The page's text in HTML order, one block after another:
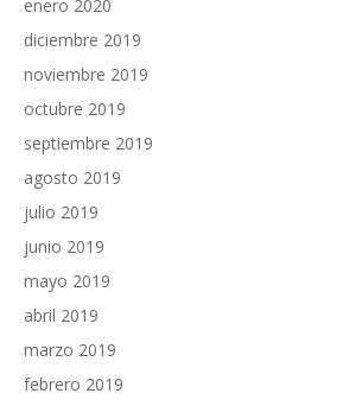
enero 2020
diciembre 2019
noviembre 2019
octubre 2019
septiembre 2019
agosto 2019
julio 2019
junio 2019
mayo 2019
abril 2019
marzo 2019
febrero 2019